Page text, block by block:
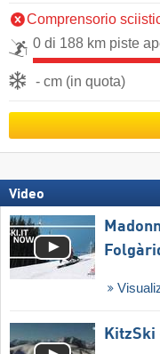
Comprensorio
0 di 188 km piste
- cm (in quota)
Video